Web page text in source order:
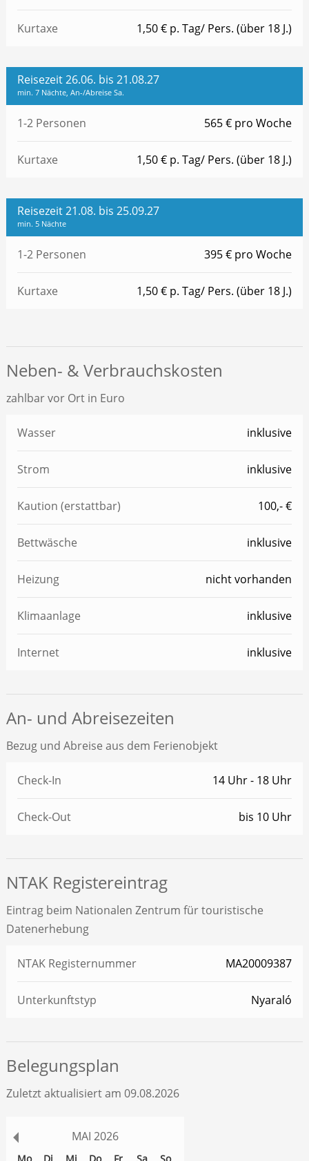
Kurtaxe 1,50 € p. Tag/ Pers. (über 18 J.)
Reisezeit 26.06. bis 21.08.27
min. 7 Nächte, An-/Abreise Sa.
1-2 Personen 565 € pro Woche
Kurtaxe 1,50 € p. Tag/ Pers. (über 18 J.)
Reisezeit 21.08. bis 25.09.27
min. 5 Nächte
1-2 Personen 395 € pro Woche
Kurtaxe 1,50 € p. Tag/ Pers. (über 18 J.)
Neben- & Verbrauchskosten
zahlbar vor Ort in Euro
Wasser inklusive
Strom inklusive
Kaution (erstattbar) 100,- €
Bettwäsche inklusive
Heizung nicht vorhanden
Klimaanlage inklusive
Internet inklusive
An- und Abreisezeiten
Bezug und Abreise aus dem Ferienobjekt
Check-In 14 Uhr - 18 Uhr
Check-Out bis 10 Uhr
NTAK Registereintrag
Eintrag beim Nationalen Zentrum für touristische
Datenerhebung
NTAK Registernummer MA20009387
Unterkunftstyp Nyaraló
Belegungsplan
Zuletzt aktualisiert am 09.08.2026
MAI 2026